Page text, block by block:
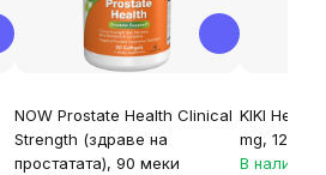
NOW Prostate Health Clinical
Strength (здраве на
простатата), 90 меки
KIKI
mg, 120
В